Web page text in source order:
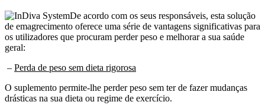
De acordo com os seus responsáveis, esta solução
de emagrecimento oferece uma série de vantagens significativas para
os utilizadores que procuram perder peso e melhorar a sua saúde
geral:
– Perda de peso sem dieta rigorosa
O suplemento permite-lhe perder peso sem ter de fazer mudanças
drásticas na sua dieta ou regime de exercício.